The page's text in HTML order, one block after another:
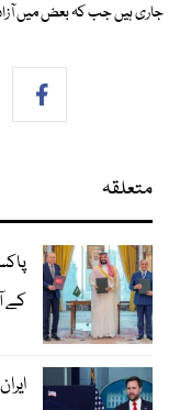
جاری ہیں جب کہ بعض میں
متعلقہ
کے آرٹیکل 5